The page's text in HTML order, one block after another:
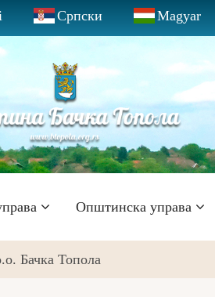
Српски Magyar
Општинска управа
Бачка Топола